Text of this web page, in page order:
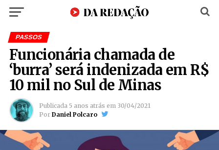
PASSOS
Funcionária chamada de
‘burra’ será indenizada em R$
10 mil no Sul de Minas
Publicada 5 anos atrás em 30/04/2021
Por Daniel Polcaro